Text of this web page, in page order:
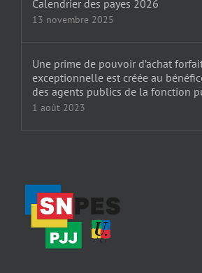
Calendrier des payes 2026
13 novembre 2025
Une prime de pouvoir d’achat
exceptionnelle est créée au
des agents publics de la fonction
1 août 2023